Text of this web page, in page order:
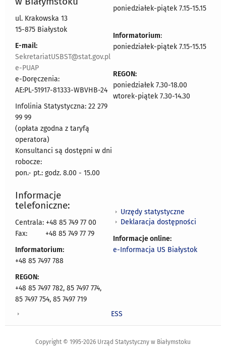
ul. Krakowska 13
15-875 Białystok
E-mail:
SekretariatUSBST@stat.gov.pl
e-PUAP
e-Doręczenia:
AE:PL-51917-81333-WBVHB-24
Infolinia Statystyczna: 22 279
99 99
(opłata zgodna z taryfą
operatora)
Konsultanci są dostępni w dni
robocze:
pon.- pt.: godz. 8.00 - 15.00
poniedziałek-piątek 7.15-15.15
Informatorium:
poniedziałek-piątek 7.15-15.15
REGON:
poniedziałek 7.30-18.00
wtorek-piątek 7.30-14.30
Informacje
telefoniczne:
Centrala: +48 85 749 77 00
Fax:
+48 85 749 77 79
Informatorium:
+48 85 7497 788
REGON:
+48 85 7497 782, 85 7497 774,
85 7497 754, 85 7497 719
Urzędy statystyczne
Deklaracja dostępności
Informacje online:
e-Informacja US Białystok
ESS
Copyright © 1995-2026 Urząd Statystyczny w Białymstoku